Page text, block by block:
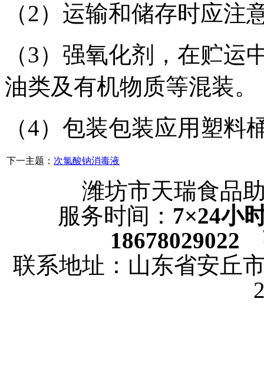
（2）运输和储存时应注
（3）强氧化剂，在贮
油类及有机物质等混装。
（4）包装包装应用塑料
下一主题： 次氯酸钠消毒液
潍坊市天瑞食品
服务时间： 7×24
18678029022
联系地址：山东省安丘